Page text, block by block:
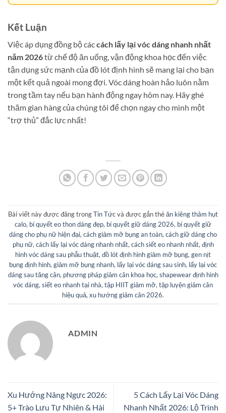
Kết Luận
Việc áp dụng đồng bộ cáccách lấy lại vóc dáng nhanh nhất
năm 2026từ chế độ ăn uống, vận động khoa học đến việc
tận dụng sức mạnh của đồ lót định hình sẽ mang lại cho bạn
một kết quả ngoài mong đợi. Vóc dáng hoàn hảo luôn nằm
trong tầm tay nếu bạn hành động ngay hôm nay. Hãy ghé
thăm gian hàng của chúng tôi để chọn ngay cho mình một
“trợ thủ” đắc lực nhất!
Bài viết này được đăng trongTin Tứcvà được gắn thẻăn kiêng thâm hụt
calo, bí quyết eo thon dáng đẹp, bí quyết giữ dáng 2026, bí quyết giữ
dáng cho phụ nữ hiện đại, cách giảm mỡ bụng an toàn, cách giữ dáng cho
phụ nữ, cách lấy lại vóc dáng nhanh nhất, cách siết eo nhanh nhất, định
hình vóc dáng sau phẫu thuật, đồ lót định hình giảm mỡ bụng, gen nịt
bụng định hình, giảm mỡ bụng nhanh, lấy lại vóc dáng sau sinh, lấy lại vóc
dáng sau tăng cân, phương pháp giảm cân khoa học, shapewear định hình
vóc dáng, siết eo nhanh tại nhà, tập HIIT giảm mỡ, tập luyện giảm cân
hiệu quả, xu hướng giảm cân 2026.
ADMIN
Xu Hướng Nâng Ngực 2026:
5+ Trào Lưu Tự Nhiên & Hài
5 Cách Lấy Lại Vóc Dáng
Nhanh Nhất 2026: Lộ Trình